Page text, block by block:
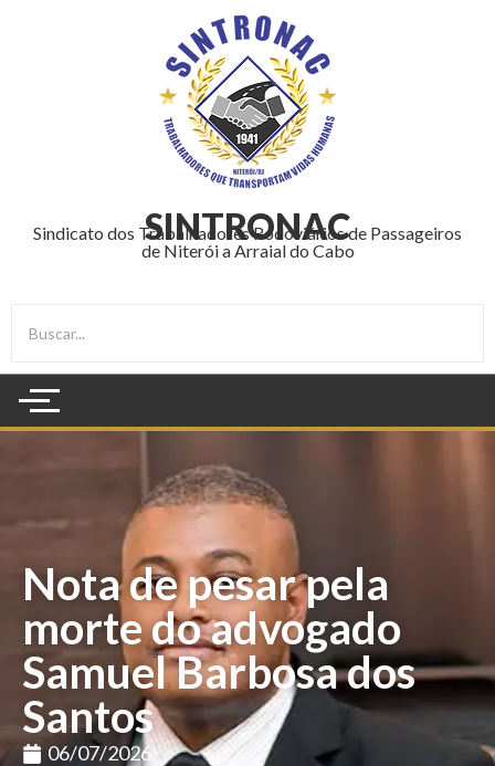
SINTRONAC
Sindicato dos Trabalhadores Rodoviários de Passageiros
de Niterói a Arraial do Cabo
06/07/2026
Nota de pesar pela
morte do advogado
Samuel Barbosa dos
Santos